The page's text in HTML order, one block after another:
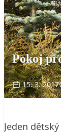
Pokoj
15. 3. 2017
Jeden